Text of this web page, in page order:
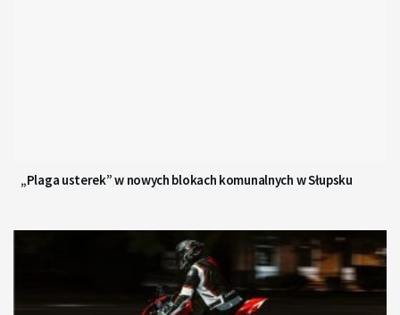
„Plaga usterek” w nowych blokach komunalnych w Słupsku